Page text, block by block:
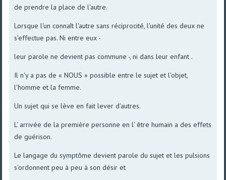
de prendre la place de l'autre.
Lorsque l'un connaît l'autre sans réciprocité, l'unité des deux ne
s'effectue pas. Ni entre eux -
leur parole ne devient pas commune -, ni dans leur enfant .
Il n'y a pas de « NOUS » possible entre le sujet et l'objet,
l'homme et la femme.
Un sujet qui se lève en fait lever d'autres.
L' arrivée de la première personne en l' être humain a des effets
de guérison.
Le langage du symptôme devient parole du sujet et les pulsions
s'ordonnent peu à peu à son désir et